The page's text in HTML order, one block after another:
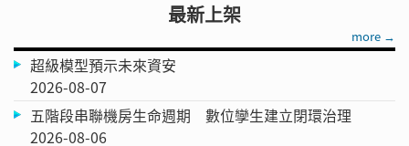
最新上架
more →
超級模型預示未來資安
2026-08-07
五階段串聯機房生命週期 數位孿生建立閉環治理
2026-08-06